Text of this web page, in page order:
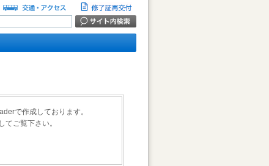
で作成しております。
てご覧下さい。